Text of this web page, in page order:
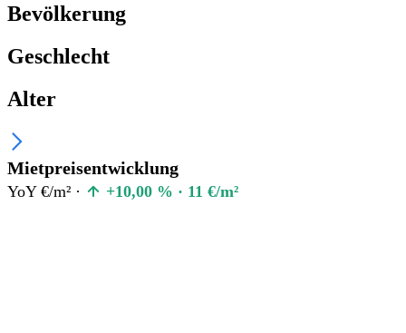
Bevölkerung
Geschlecht
Alter
Mietpreisentwicklung
YoY €/m² · +10,00 % · 11 €/m²